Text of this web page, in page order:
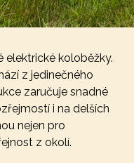
elektrické koloběžky.
z jedinečného
zaručuje snadné
i na delších
nejen pro
z okolí.